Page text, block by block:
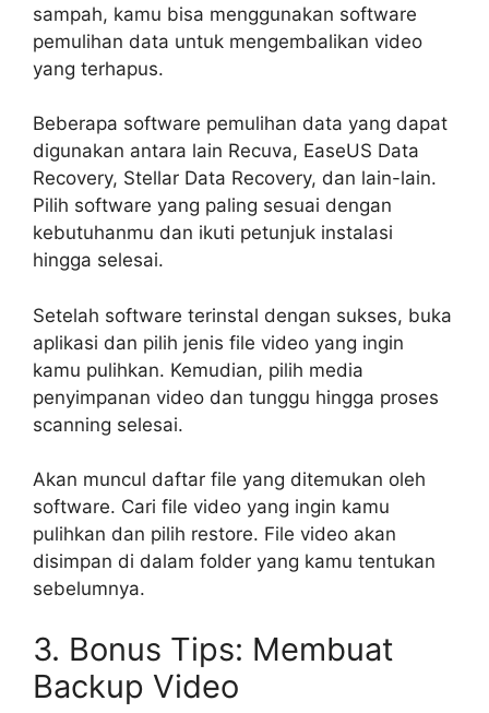
sampah, kamu bisa menggunakan software
pemulihan data untuk mengembalikan video
yang terhapus.
Beberapa software pemulihan data yang dapat
digunakan antara lain Recuva, EaseUS Data
Recovery, Stellar Data Recovery, dan lain-lain.
Pilih software yang paling sesuai dengan
kebutuhanmu dan ikuti petunjuk instalasi
hingga selesai.
Setelah software terinstal dengan sukses, buka
aplikasi dan pilih jenis file video yang ingin
kamu pulihkan. Kemudian, pilih media
penyimpanan video dan tunggu hingga proses
scanning selesai.
Akan muncul daftar file yang ditemukan oleh
software. Cari file video yang ingin kamu
pulihkan dan pilih restore. File video akan
disimpan di dalam folder yang kamu tentukan
sebelumnya.
3. Bonus Tips: Membuat
Backup Video